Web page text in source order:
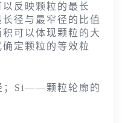
反映颗粒的最长
径与最窄径的比值
可以体现颗粒的大
定颗粒的等效粒
；Si——颗粒轮廓的